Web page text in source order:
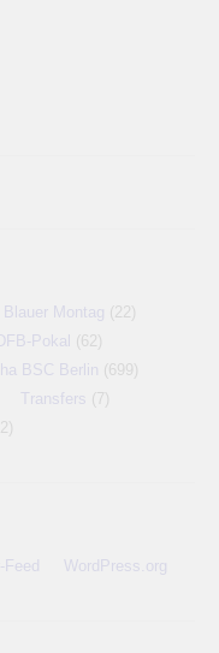
Blauer Montag (22)
DFB-Pokal (62)
BSC Berlin (699)
Transfers (7)
WordPress.org